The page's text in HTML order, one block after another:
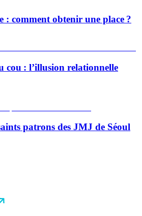
: comment obtenir une place ?
cou : l’illusion relationnelle
patrons des JMJ de Séoul